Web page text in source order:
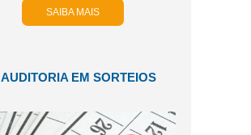
SAIBA MAIS
AUDITORIA EM SORTEIOS